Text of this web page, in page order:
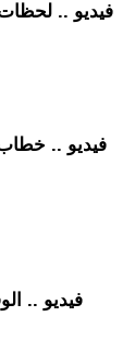
فيديو ..
فيديو ..